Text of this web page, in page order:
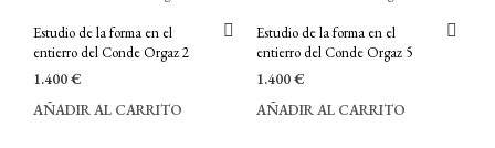
Estudio de la forma en el
entierro del Conde Orgaz 2
1.400€
AÑADIR AL CARRITO
Estudio de la forma en el
entierro del Conde Orgaz 5
1.400€
AÑADIR AL CARRITO